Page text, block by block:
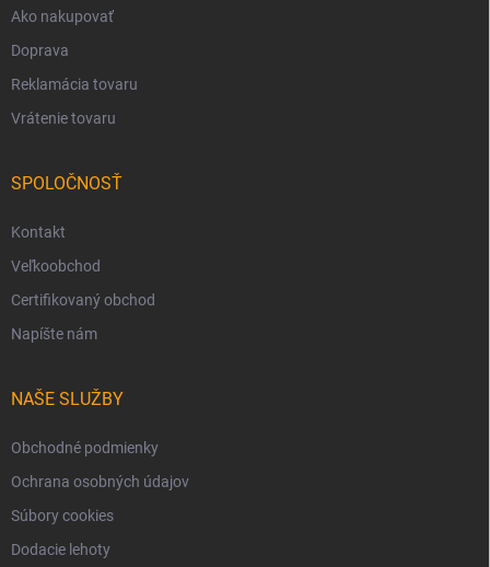
Ako nakupovať
Doprava
Reklamácia tovaru
Vrátenie tovaru
SPOLOČNOSŤ
Kontakt
Veľkoobchod
Certifikovaný obchod
Napíšte nám
NAŠE SLUŽBY
Obchodné podmienky
Ochrana osobných údajov
Súbory cookies
Dodacie lehoty